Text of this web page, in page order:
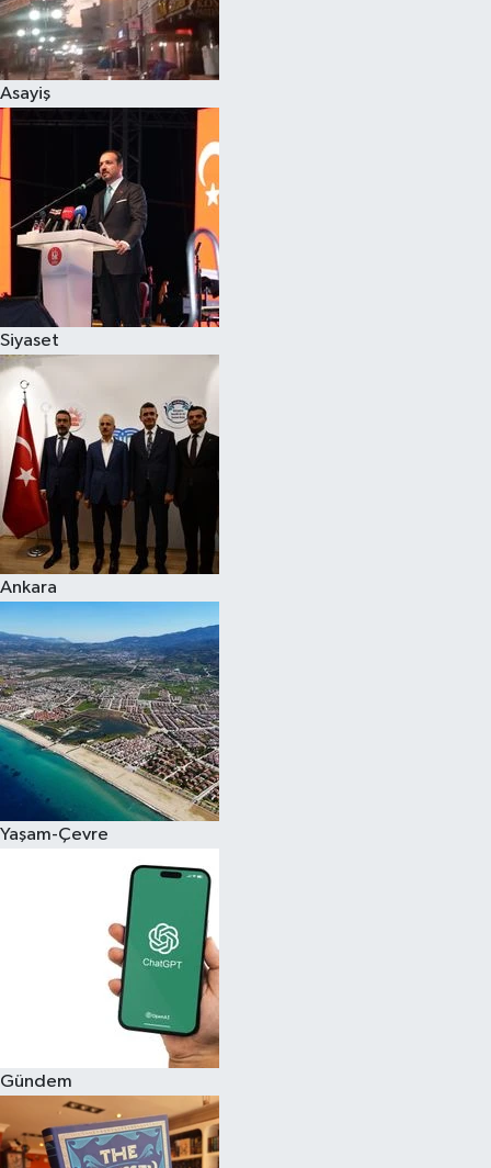
Asayiş
Siyaset
Ankara
Yaşam-Çevre
Gündem
Spor
Çocuk
Eğitim
Hava Durumu
Kadın
Kültür Sanat
Sağlık
Siyaset
Teknoloji
Televizyon
Yaşam-Çevre